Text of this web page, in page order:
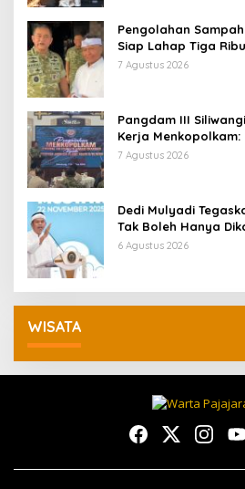
Pengolahan
Siap Lahap Tiga
Jawa Barat
7 Agustus 2026
Pangdam III
Kerja
Pemerintah
7 Agustus 2026
Dedi Mulyadi
Tak Boleh Hanya
Ekonomi
6 Agustus 2026
WISATA